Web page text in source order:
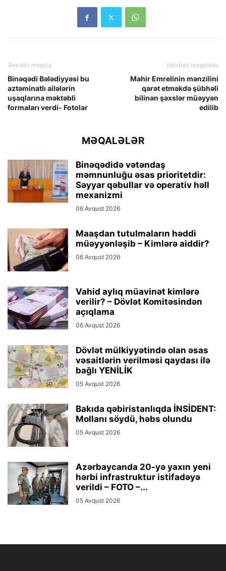
Əvvəlki məqalə
Binəqədi Bələdiyyəsi bu
aztəminatlı ailələrin
uşaqlarına məktəbli
formaları verdi- Fotolar
Növbəti məqalədə
Mahir Emrelinin mənzilini
qarət etməkdə şübhəli
bilinən şəxslər müəyyən
edilib
MƏQALƏLƏR
Binəqədidə vətəndaş
məmnunluğu əsas prioritetdir:
Səyyar qəbullar və operativ həll
mexanizmi
06 Avqust 2026
Maaşdan tutulmaların həddi
müəyyənləşib – Kimlərə aiddir?
06 Avqust 2026
Vahid aylıq müavinət kimlərə
verilir? – Dövlət Komitəsindən
açıqlama
06 Avqust 2026
Dövlət mülkiyyətində olan əsas
vəsaitlərin verilməsi qaydası ilə
bağlı YENİLİK
05 Avqust 2026
Bakıda qəbiristanlıqda İNSİDENT:
Mollanı söydü, həbs olundu
05 Avqust 2026
Azərbaycanda 20-yə yaxın yeni
hərbi infrastruktur istifadəyə
verildi – FOTO –...
05 Avqust 2026